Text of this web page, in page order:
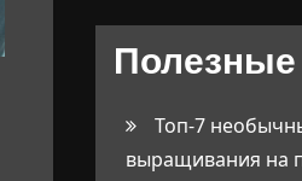
Полезные
Топ-7
выращивания на